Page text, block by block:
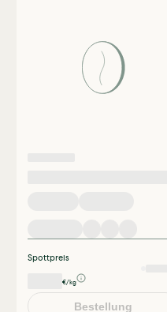
Spottpreis
€/kg
Bestellung